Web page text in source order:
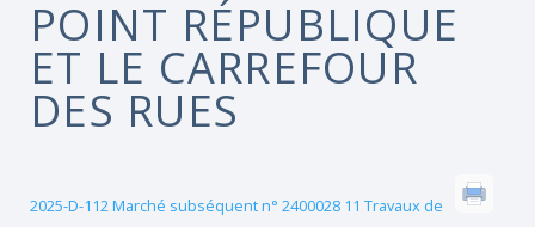
POINT RÉPUBLIQUE
ET LE CARREFOUR
DES RUES
2025-D-112 Marché subséquent n° 2400028 11 Travaux de